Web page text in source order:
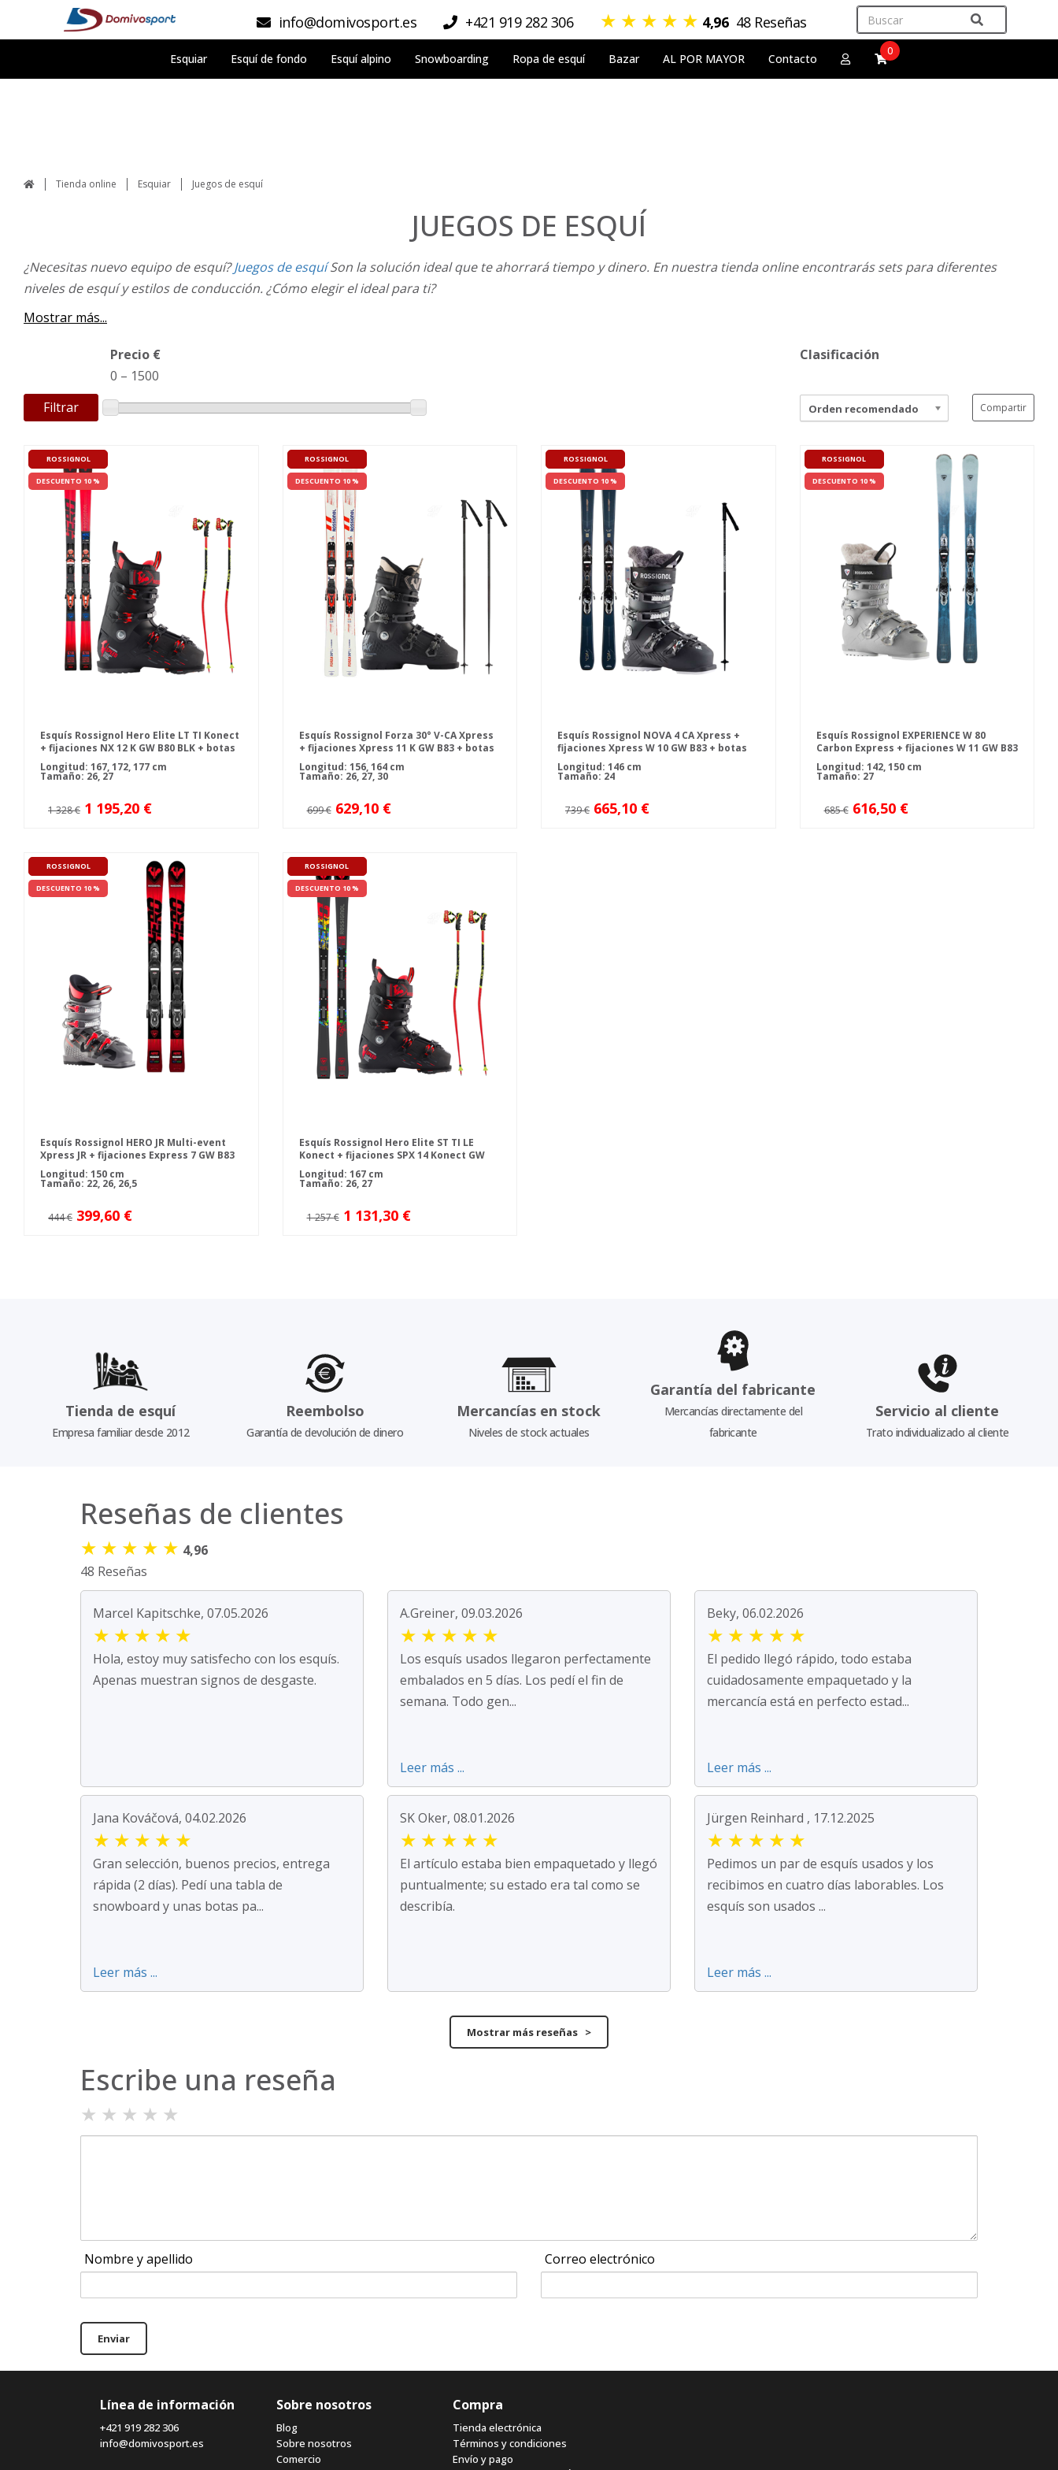
info@domivosport.es +421 919 282 306 ★ ★ ★ ★ ★ 4,96 48 Reseñas
Esquiar Esquí de fondo Esquí alpino Snowboarding Ropa de esquí Bazar AL POR MAYOR Contacto
0
Tienda online Esquiar Juegos de esquí
JUEGOS DE ESQUÍ
¿Necesitas nuevo equipo de esquí?Juegos de esquíSon la solución ideal que te ahorrará tiempo y dinero. En nuestra tienda online encontrarás sets para diferentes
niveles de esquí y estilos de conducción. ¿Cómo elegir el ideal para ti?
Mostrar más...
Filtrar
Precio €
0 – 1500
Clasificación
Orden recomendado Compartir
ROSSIGNOL
DESCUENTO 10 %
Esquís Rossignol Hero Elite LT TI Konect
+ fijaciones NX 12 K GW B80 BLK + botas
de esquí Rossignol SPEED 120 HV +
bastones
Longitud: 167, 172, 177 cm
Tamaño: 26, 27
1 328 € 1 195,20 €
ROSSIGNOL
DESCUENTO 10 %
Esquís Rossignol Forza 30° V-CA Xpress
+ fijaciones Xpress 11 K GW B83 + botas
de esquí Rossignol ALLTRACK PRO 100 +
bastones
Longitud: 156, 164 cm
Tamaño: 26, 27, 30
699 € 629,10 €
ROSSIGNOL
DESCUENTO 10 %
Esquís Rossignol NOVA 4 CA Xpress +
fijaciones Xpress W 10 GW B83 + botas
de esquí Rossignol PURE 70 + bastones
Longitud: 146 cm
Tamaño: 24
739 € 665,10 €
ROSSIGNOL
DESCUENTO 10 %
Esquís Rossignol EXPERIENCE W 80
Carbon Express + fijaciones W 11 GW B83
+ botas de esquí Rossignol TRACK 70 W
Cloud Grey
Longitud: 142, 150 cm
Tamaño: 27
685 € 616,50 €
ROSSIGNOL
DESCUENTO 10 %
Esquís Rossignol HERO JR Multi-event
Xpress JR + fijaciones Express 7 GW B83
+ botas de esquí Rossignol Hero J3
Meteor gris
Longitud: 150 cm
Tamaño: 22, 26, 26,5
444 € 399,60 €
ROSSIGNOL
DESCUENTO 10 %
Esquís Rossignol Hero Elite ST TI LE
Konect + fijaciones SPX 14 Konect GW
B80 Hero Sign + botas de esquí
Rossignol SPEED 120 HV + bastones
Longitud: 167 cm
Tamaño: 26, 27
1 257 € 1 131,30 €
Tienda de esquí
Empresa familiar desde 2012
Reembolso
Garantía de devolución de dinero
Mercancías en stock
Niveles de stock actuales
Garantía del fabricante
Mercancías directamente del
fabricante
Servicio al cliente
Trato individualizado al cliente
Reseñas de clientes
★ ★ ★ ★ ★ 4,96
48 Reseñas
Marcel Kapitschke, 07.05.2026
★ ★ ★ ★ ★
Hola, estoy muy satisfecho con los esquís.
Apenas muestran signos de desgaste.
A.Greiner, 09.03.2026
★ ★ ★ ★ ★
Los esquís usados llegaron perfectamente
embalados en 5 días. Los pedí el fin de
semana. Todo gen...
Leer más ...
Beky, 06.02.2026
★ ★ ★ ★ ★
El pedido llegó rápido, todo estaba
cuidadosamente empaquetado y la
mercancía está en perfecto estad...
Leer más ...
Jana Kováčová, 04.02.2026
★ ★ ★ ★ ★
Gran selección, buenos precios, entrega
rápida (2 días). Pedí una tabla de
snowboard y unas botas pa...
Leer más ...
SK Oker, 08.01.2026
★ ★ ★ ★ ★
El artículo estaba bien empaquetado y llegó
puntualmente; su estado era tal como se
describía.
Jürgen Reinhard , 17.12.2025
★ ★ ★ ★ ★
Pedimos un par de esquís usados y los
recibimos en cuatro días laborables. Los
esquís son usados ...
Leer más ...
Mostrar más reseñas >
Escribe una reseña
★ ★ ★ ★ ★
Nombre y apellido Correo electrónico
Enviar
Línea de información
+421 919 282 306
info@domivosport.es
Sobre nosotros
Blog
Sobre nosotros
Comercio
Compra
Tienda electrónica
Términos y condiciones
Envío y pago